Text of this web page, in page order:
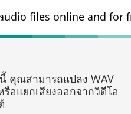
คุณสามารถแปลง WAV
รือแยกเสียงออกจากวิดีโอ